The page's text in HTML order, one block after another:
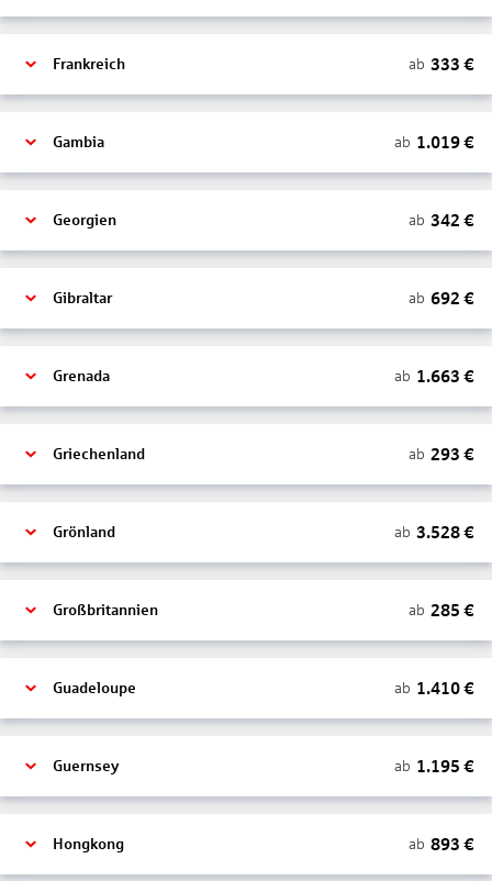
Frankreich ab 333 €
Gambia ab 1.019€
Georgien ab 342 €
Gibraltar ab 692 €
Grenada ab 1.663 €
Griechenland ab 293 €
Grönland ab 3.528€
Großbritannien ab 285 €
Guadeloupe ab 1.410€
Guernsey ab 1.195 €
Hongkong ab 893 €